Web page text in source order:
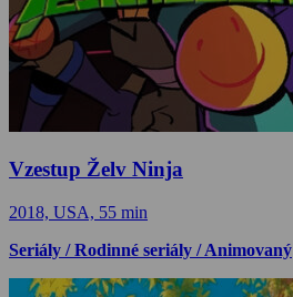
Vzestup Želv Ninja
2018, USA, 55 min
Seriály / Rodinné seriály / Animovaný